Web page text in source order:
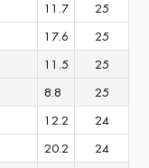
11.7
25
17.6 25
11.5
25
8.8 25
12.2
24
20.2 24